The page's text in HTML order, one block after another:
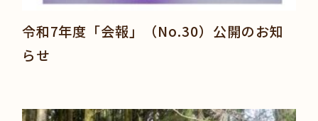
令和7年度「会報」（No.30）公開のお知
らせ